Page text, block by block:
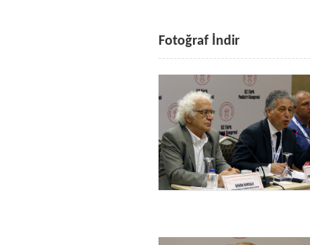
Fotoğraf İndir